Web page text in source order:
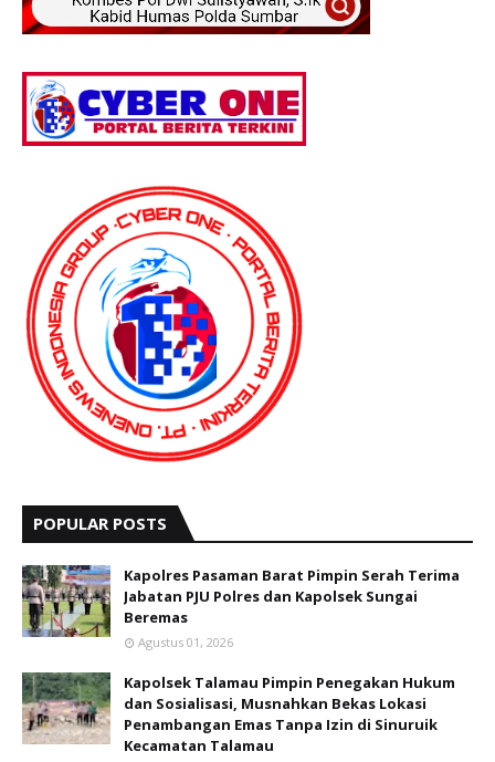
POPULAR POSTS
Kapolres Pasaman Barat Pimpin Serah Terima
Jabatan PJU Polres dan Kapolsek Sungai
Beremas
Agustus 01, 2026
Kapolsek Talamau Pimpin Penegakan Hukum
dan Sosialisasi, Musnahkan Bekas Lokasi
Penambangan Emas Tanpa Izin di Sinuruik
Kecamatan Talamau